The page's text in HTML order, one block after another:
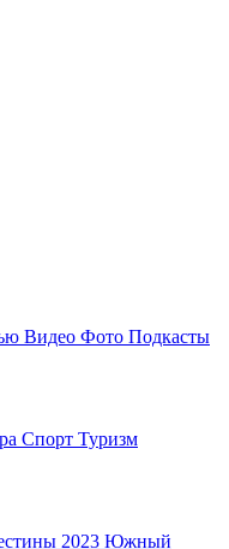
Видео Фото Подкасты
Спорт Туризм
2023 Южный